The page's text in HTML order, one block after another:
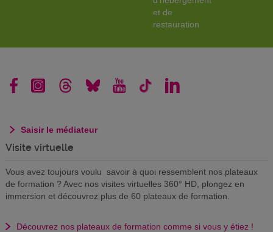
et de
restauration
Saisir le médiateur
Visite virtuelle
Vous avez toujours voulu savoir à quoi ressemblent nos plateaux
de formation ? Avec nos visites virtuelles 360° HD, plongez en
immersion et découvrez plus de 60 plateaux de formation.
Découvrez nos plateaux de formation comme si vous y étiez !